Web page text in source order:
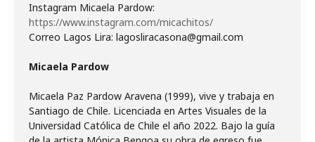
Instagram Micaela Pardow:
https://www.instagram.com/micachitos/
Correo Lagos Lira: lagosliracasona@gmail.com
Micaela Pardow
Micaela Paz Pardow Aravena (1999), vive y trabaja en
Santiago de Chile. Licenciada en Artes Visuales de la
Universidad Católica de Chile el año 2022. Bajo la guía